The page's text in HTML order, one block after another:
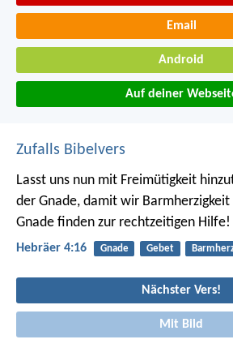
Email
Android
Auf deiner
Zufalls Bibelvers
Lasst uns nun mit Freimütigkeit
der Gnade, damit wir Barmherzigkeit
Gnade finden zur rechtzeitigen Hilfe!
Hebräer 4:16 Gnade Gebet
Nächster Vers!
Mit Bild